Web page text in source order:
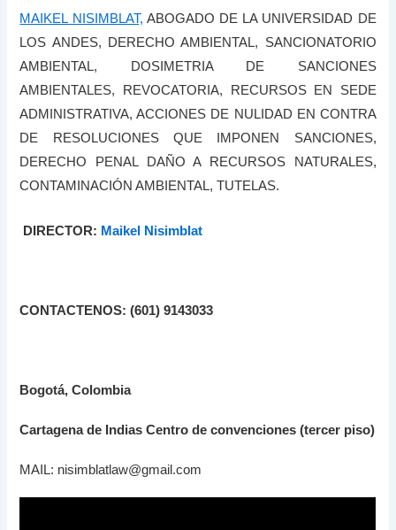
MAIKEL NISIMBLAT, ABOGADO DE LA UNIVERSIDAD DE
LOS ANDES, DERECHO AMBIENTAL, SANCIONATORIO
AMBIENTAL, DOSIMETRIA DE SANCIONES
AMBIENTALES, REVOCATORIA, RECURSOS EN SEDE
ADMINISTRATIVA, ACCIONES DE NULIDAD EN CONTRA
DE RESOLUCIONES QUE IMPONEN SANCIONES,
DERECHO PENAL DAÑO A RECURSOS NATURALES,
CONTAMINACIÓN AMBIENTAL, TUTELAS.
DIRECTOR: Maikel Nisimblat
CONTACTENOS: (601) 9143033
Bogotá, Colombia
Cartagena de Indias Centro de convenciones (tercer piso)
MAIL: nisimblatlaw@gmail.com